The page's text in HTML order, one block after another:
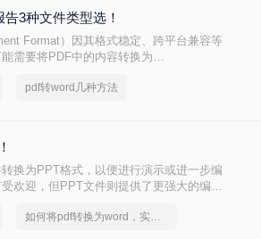
3种文件类型选！
Format）因其格式稳定、跨平台兼容等
需要将PDF中的内容转换为
可以实现这一目的。本文将详细介绍怎么
pdf转word几种方法
换为PPT格式，以便进行演示或进一步编
欢迎，但PPT文件则提供了更强大的编辑
如何将pdf转换为word，实用的方法来了